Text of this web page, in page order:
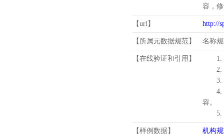
容，
【url】 http://
【所属元数据规范】 名称
【在线验证和引用】
1.
2.
3.
4.
容。
5.
【样例数据】
机构